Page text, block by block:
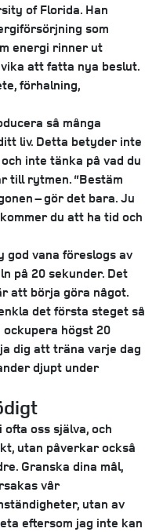
of Florida. Han
som
energi rinner ut
att fatta nya beslut.
förhalning,
så många
liv. Detta betyder inte
inte tänka på vad du
till rytmen. “Bestäm
– gör det bara. Ju
du att ha tid och
vana föreslogs av
på 20 sekunder. Det
att börja göra något.
det första steget så
högst 20
dig att träna varje dag
djupt under
oss själva, och
utan påverkar också
Granska dina mål,
vår
utan av
eftersom jag inte kan